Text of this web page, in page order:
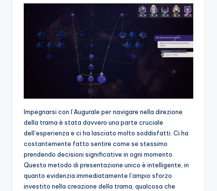
Impegnarsi con l’Augurale per navigare nella direzione
della trama è stata davvero una parte cruciale
dell’esperienza e ci ha lasciato molto soddisfatti. Ci ha
costantemente fatto sentire come se stessimo
prendendo decisioni significative in ogni momento.
Questo metodo di presentazione unico è intelligente, in
quanto evidenzia immediatamente l’ampio sforzo
investito nella creazione della trama, qualcosa che